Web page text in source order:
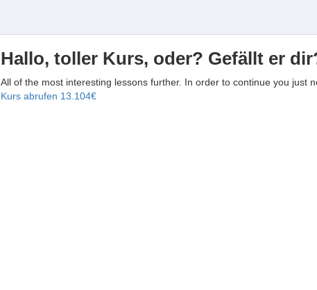
Hallo, toller Kurs, oder? Gefällt er
All of the most interesting lessons further. In order to continue you just
Kurs abrufen 13.104€